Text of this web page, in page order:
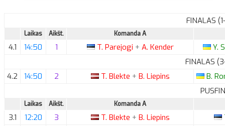
FINALAS
Laikas Aikšt. Komanda A
4.1 14:50 1 T. Parejogi + A. Kender Y.
FINALAS
4.2
14:50 2 T. Blekte + B. Liepins B.
Laikas Aikšt. Komanda A
3.1 12:20 3 T. Blekte + B. Liepins